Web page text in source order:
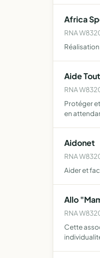
Africa
RNA
Aide
RNA
Protéger
en
Aidonet
RNA
Aider et
Allo
RNA
Cette